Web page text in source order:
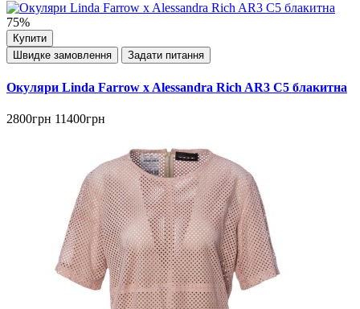
75%
Купити
Швидке замовлення
Задати питання
Окуляри Linda Farrow x Alessandra Rich AR3 C5 блакитна
2800грн 11400грн